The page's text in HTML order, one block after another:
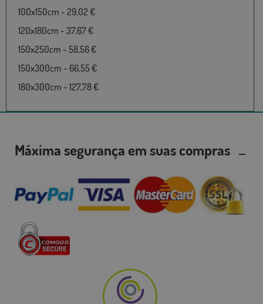
100x150cm - 29,02 €
120x180cm - 37,67 €
150x250cm - 58,56 €
150x300cm - 66,55 €
180x300cm - 127,78 €
Máxima segurança em suas compras